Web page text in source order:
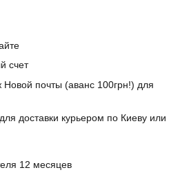
счет
почты (аванс 100грн!) для
доставки курьером по Киеву или
12 месяцев